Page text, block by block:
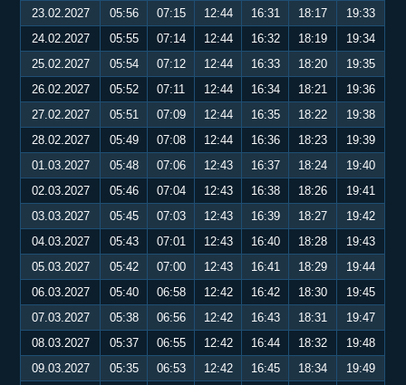
23.02.2027
05:56 07:15 12:44 16:31 18:17
19:33
24.02.2027
05:55 07:14 12:44 16:32 18:19
19:34
25.02.2027
05:54 07:12 12:44 16:33 18:20
19:35
26.02.2027
05:52 07:11 12:44 16:34 18:21
19:36
27.02.2027
05:51 07:09 12:44 16:35 18:22
19:38
28.02.2027
05:49 07:08 12:44 16:36 18:23
19:39
01.03.2027
05:48 07:06 12:43 16:37 18:24
19:40
02.03.2027
05:46 07:04 12:43 16:38 18:26
19:41
03.03.2027
05:45 07:03 12:43 16:39 18:27
19:42
04.03.2027
05:43 07:01 12:43 16:40 18:28
19:43
05.03.2027
05:42 07:00 12:43 16:41 18:29
19:44
06.03.2027
05:40 06:58 12:42 16:42 18:30
19:45
07.03.2027
05:38 06:56 12:42 16:43 18:31
19:47
08.03.2027
05:37 06:55 12:42 16:44 18:32
19:48
09.03.2027
05:35 06:53 12:42 16:45 18:34
19:49